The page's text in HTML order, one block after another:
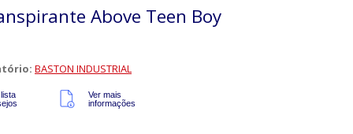
Above Teen Boy
BASTON INDUSTRIAL
Ver mais
informações